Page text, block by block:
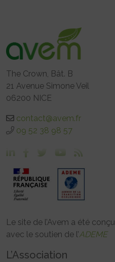
The Crown, Bât. B
21 Avenue Simone Veil
06200 NICE
contact@avem.fr
09 52 38 98 57
Le site de l’Avem a été conçu
avec le soutien de l’ADEME
L’Association